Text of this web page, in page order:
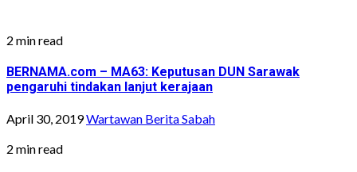
2 min read
BERNAMA.com – MA63: Keputusan DUN Sarawak
pengaruhi tindakan lanjut kerajaan
April 30, 2019Wartawan Berita Sabah
2 min read